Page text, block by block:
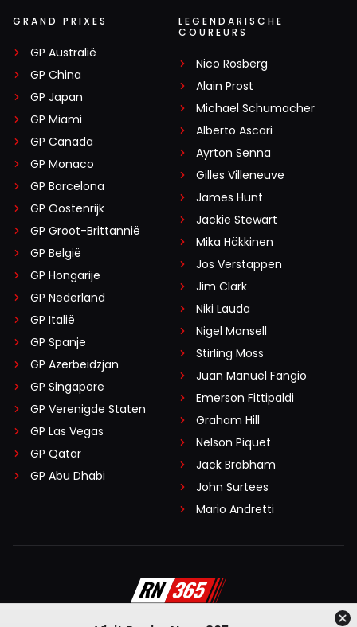
GRAND PRIXES
GP Australië
GP China
GP Japan
GP Miami
GP Canada
GP Monaco
GP Barcelona
GP Oostenrijk
GP Groot-Brittannië
GP België
GP Hongarije
GP Nederland
GP Italië
GP Spanje
GP Azerbeidzjan
GP Singapore
GP Verenigde Staten
GP Las Vegas
GP Qatar
GP Abu Dhabi
LEGENDARISCHE
COUREURS
Nico Rosberg
Alain Prost
Michael Schumacher
Alberto Ascari
Ayrton Senna
Gilles Villeneuve
James Hunt
Jackie Stewart
Mika Häkkinen
Jos Verstappen
Jim Clark
Niki Lauda
Nigel Mansell
Stirling Moss
Juan Manuel Fangio
Emerson Fittipaldi
Graham Hill
Nelson Piquet
Jack Brabham
John Surtees
Mario Andretti